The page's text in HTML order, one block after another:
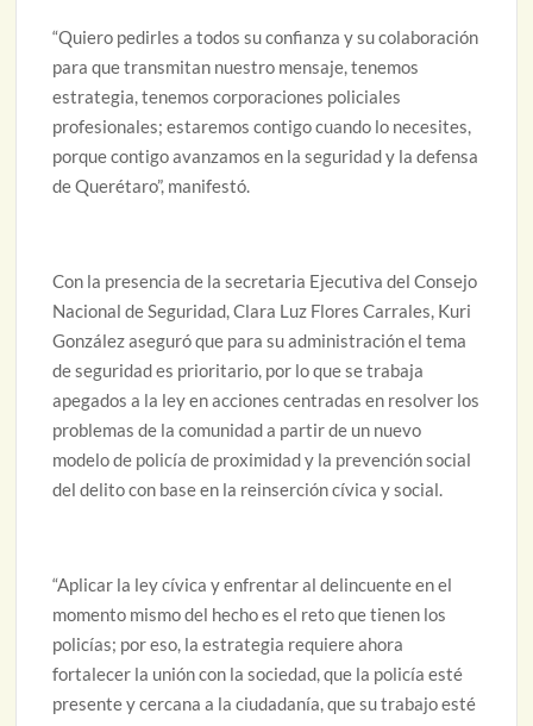
“Quiero pedirles a todos su confianza y su colaboración
para que transmitan nuestro mensaje, tenemos
estrategia, tenemos corporaciones policiales
profesionales; estaremos contigo cuando lo necesites,
porque contigo avanzamos en la seguridad y la defensa
de Querétaro”, manifestó.
Con la presencia de la secretaria Ejecutiva del Consejo
Nacional de Seguridad, Clara Luz Flores Carrales, Kuri
González aseguró que para su administración el tema
de seguridad es prioritario, por lo que se trabaja
apegados a la ley en acciones centradas en resolver los
problemas de la comunidad a partir de un nuevo
modelo de policía de proximidad y la prevención social
del delito con base en la reinserción cívica y social.
“Aplicar la ley cívica y enfrentar al delincuente en el
momento mismo del hecho es el reto que tienen los
policías; por eso, la estrategia requiere ahora
fortalecer la unión con la sociedad, que la policía esté
presente y cercana a la ciudadanía, que su trabajo esté